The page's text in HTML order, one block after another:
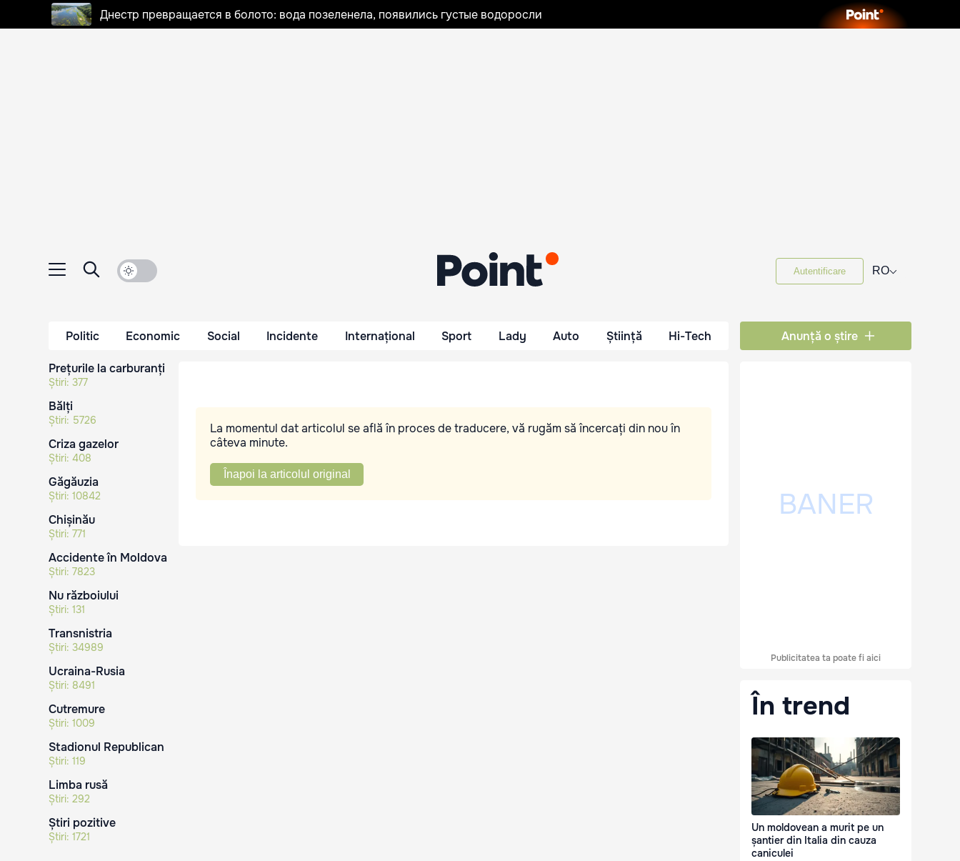
Днестр превращается в болото: вода позеленела, появились густые водоросли
Autentificare RO⌵
Politic Economic Social Incidente Internațional Sport Lady Auto Știință Hi-Tech Anunță o știre
Prețurile la carburanți
Știri: 377
Bălți
Știri: 5726
Criza gazelor
Știri: 408
Găgăuzia
Știri: 10842
Chișinău
Știri: 771
Accidente în Moldova
Știri: 7823
Nu războiului
Știri: 131
Transnistria
Știri: 34989
Ucraina-Rusia
Știri: 8491
Cutremure
Știri: 1009
Stadionul Republican
Știri: 119
Limba rusă
Știri: 292
Știri pozitive
Știri: 1721
La momentul dat articolul se află în proces de traducere, vă rugăm să încercați din nou în
câteva minute.
Înapoi la articolul original
Publicitatea ta poate fi aici
În trend
Un moldovean a murit pe un
șantier din Italia din cauza
caniculei